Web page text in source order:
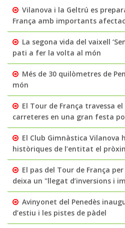
Vilanova i la Geltrú es
França amb importants
La segona vida del vaixell
pati a fer la volta al món
Més de 30 quilòmetres de
món
El Tour de França travessa
carreteres en una gran festa
El Club Gimnàstica
històriques de l’entitat el
El pas del Tour de França
deixa un "llegat d’inversions i
Avinyonet del Penedès
d’estiu i les pistes de pàdel